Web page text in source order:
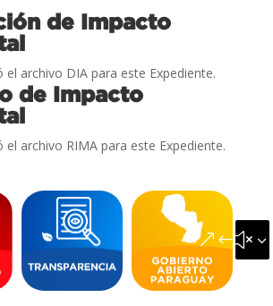
de Impacto
archivo DIA para este Expediente.
de Impacto
archivo RIMA para este Expediente.